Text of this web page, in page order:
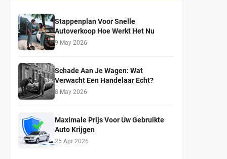
Stappenplan Voor Snelle
Autoverkoop Hoe Werkt Het Nu
9 May 2026
Schade Aan Je Wagen: Wat
Verwacht Een Handelaar Echt?
8 May 2026
Maximale Prijs Voor Uw Gebruikte
Auto Krijgen
25 Apr 2026